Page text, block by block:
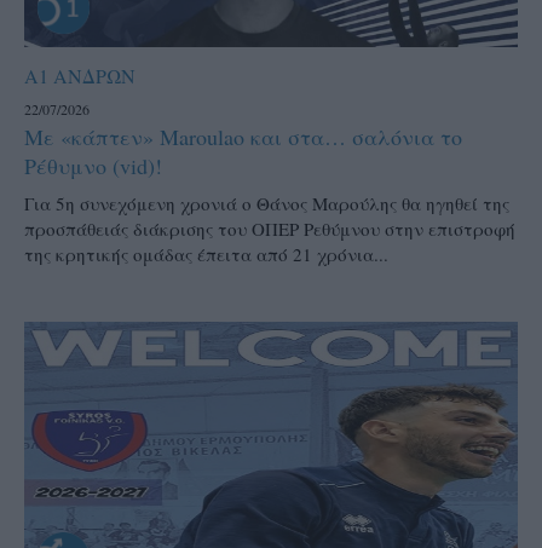
Α1 ΑΝΔΡΩΝ
22/07/2026
Με «κάπτεν» Maroulao και στα… σαλόνια το
Ρέθυμνο (vid)!
Για 5η συνεχόμενη χρονιά ο Θάνος Μαρούλης θα ηγηθεί της
προσπάθειάς διάκρισης του ΟΠΕΡ Ρεθύμνου στην επιστροφή
της κρητικής ομάδας έπειτα από 21 χρόνια...